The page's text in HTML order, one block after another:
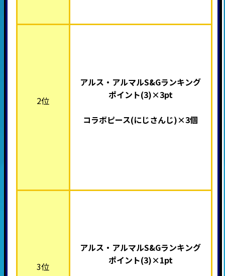
2位
アルス・アルマルS&Gランキング
ポイント(3)×3pt
コラボピース(にじさんじ)×3個
3位
アルス・アルマルS&Gランキング
ポイント(3)×1pt